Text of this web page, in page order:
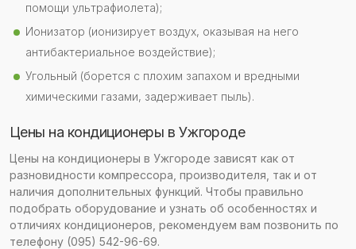
помощи ультрафиолета);
Ионизатор (ионизирует воздух, оказывая на него
антибактериальное воздействие);
Угольный (борется с плохим запахом и вредными
химическими газами, задерживает пыль).
Цены на кондиционеры в Ужгороде
Цены на кондиционеры в Ужгороде зависят как от
разновидности компрессора, производителя, так и от
наличия дополнительных функций. Чтобы правильно
подобрать оборудование и узнать об особенностях и
отличиях кондиционеров, рекомендуем вам позвонить по
телефону (095) 542-96-69.